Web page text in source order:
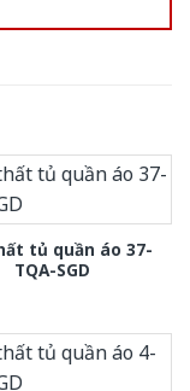
tủ quần áo 37-
TQA-SGD